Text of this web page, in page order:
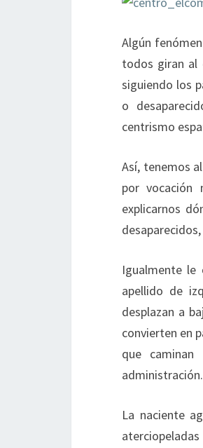
Algún
todos giran al
siguiendo los
o
centrismo
Así, tenemos
por vocación
explicarnos
Igualmente le
apellido de
desplazan a
convierten en
que
administración.
La naciente